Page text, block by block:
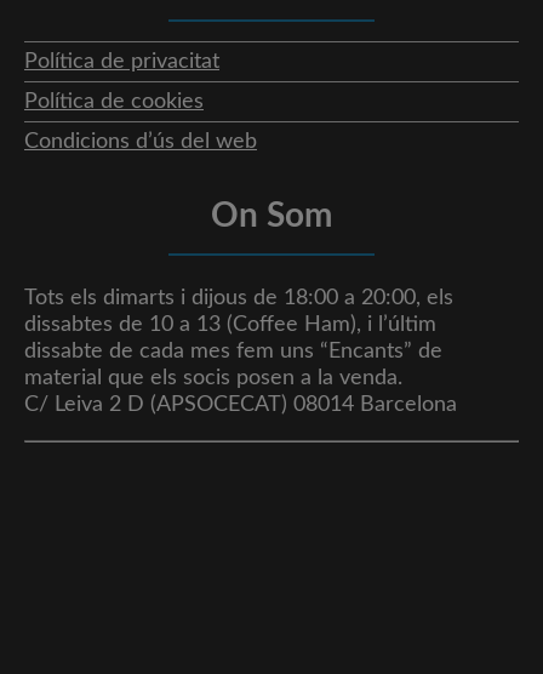
Política de privacitat
Política de cookies
Condicions d’ús del web
On Som
Tots els dimarts i dijous de 18:00 a 20:00, els
dissabtes de 10 a 13 (Coffee Ham), i l’últim
dissabte de cada mes fem uns “Encants” de
material que els socis posen a la venda.
C/ Leiva 2 D (APSOCECAT) 08014 Barcelona